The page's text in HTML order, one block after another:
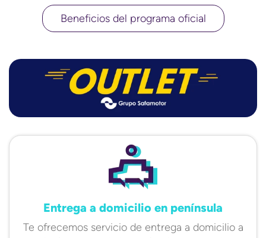
Beneficios del programa oficial
Entrega a domicilio en península
Te ofrecemos servicio de entrega a domicilio a